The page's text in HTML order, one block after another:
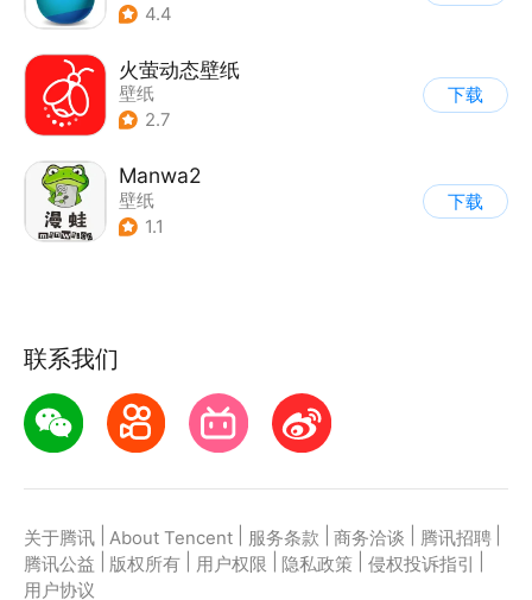
4.4
火萤动态壁纸
壁纸
2.7
下载
Manwa2
壁纸
1.1
下载
联系我们
关于腾讯 About Tencent 服务条款 商务洽谈 腾讯招聘
腾讯公益
版权所有 用户权限 隐私政策 侵权投诉指引
用户协议